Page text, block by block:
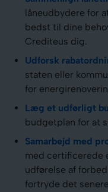
låneudbydere for
bedst til dine
Crediteus dig.
Udforsk
staten eller
for
Læg et udførligt
budgetplan for at
Samarbejd med
med certificerede
udførelse af
fortryde det